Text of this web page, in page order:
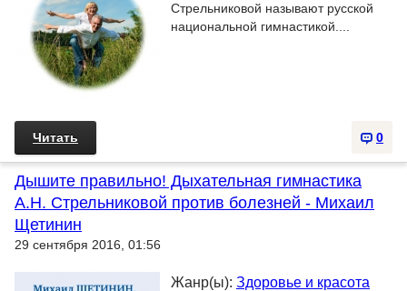
Стрельниковой называют русской
национальной гимнастикой....
0
Читать
Дышите правильно! Дыхательная гимнастика
А.Н. Стрельниковой против болезней - Михаил
Щетинин
29 сентября 2016, 01:56
Жанр(ы): Здоровье и красота